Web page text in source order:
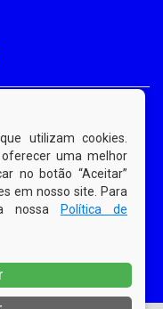
utilizam cookies.
uma melhor
no botão “Aceitar”
em nosso site. Para
nossa
Política de